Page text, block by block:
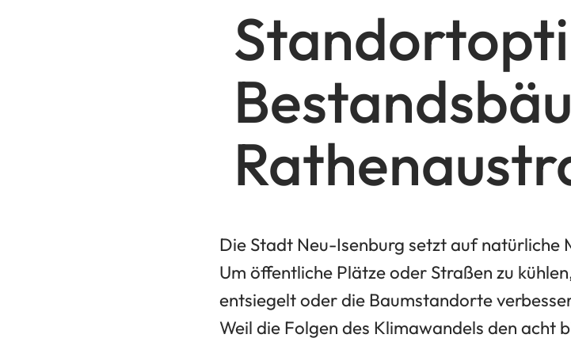
Die Stadt Neu-Isenburg setzt auf natürliche
Um öffentliche Plätze oder Straßen zu
entsiegelt oder die Baumstandorte
Weil die Folgen des Klimawandels den acht